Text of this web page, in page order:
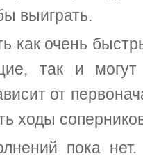
выиграть.
как очень
так и
от
ходы
пока